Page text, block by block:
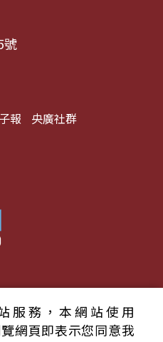
號
報 央廣社群
播電臺 版權所有
服務，本網站使用
網頁即表示您同意我